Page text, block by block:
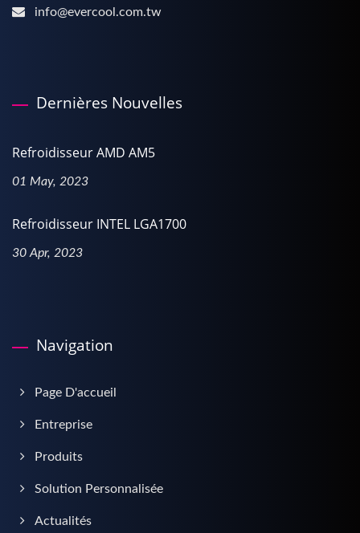
info@evercool.com.tw
Dernières Nouvelles
Refroidisseur AMD AM5
01 May, 2023
Refroidisseur INTEL LGA1700
30 Apr, 2023
Navigation
Page D'accueil
Entreprise
Produits
Solution Personnalisée
Actualités